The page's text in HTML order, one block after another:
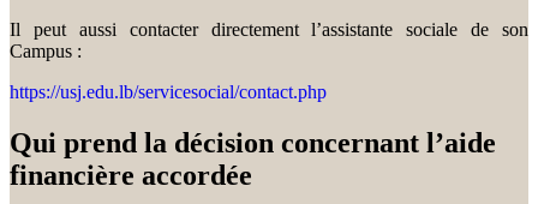
Il peut aussi contacter directement l’assistante sociale de son
Campus :
https://usj.edu.lb/servicesocial/contact.php
Qui prend la décision concernant l’aide
financière accordée